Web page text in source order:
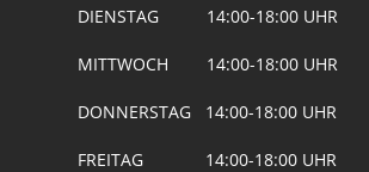
DIENSTAG 14:00-18:00 UHR
MITTWOCH 14:00-18:00 UHR
DONNERSTAG 14:00-18:00 UHR
FREITAG 14:00-18:00 UHR